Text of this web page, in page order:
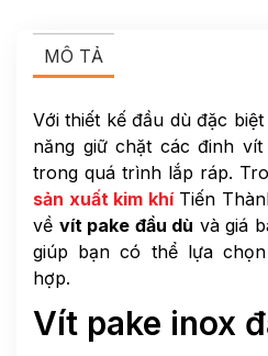
MÔ TẢ
Với thiết kế đầu dù đặc
năng giữ chặt các đinh
trong quá trình lắp ráp.
sản xuất kim khíTiến
về vít pake đầu dù và giá
giúp bạn có thể lựa
hợp.
Vít pake inox